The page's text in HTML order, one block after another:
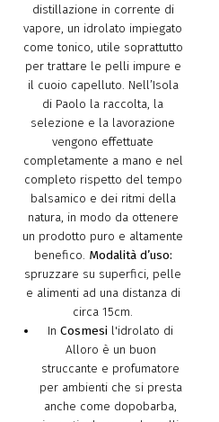
distillazione in corrente di
vapore, un idrolato impiegato
come tonico, utile soprattutto
per trattare le pelli impure e
il cuoio capelluto. Nell’Isola
di Paolo la raccolta, la
selezione e la lavorazione
vengono effettuate
completamente a mano e nel
completo rispetto del tempo
balsamico e dei ritmi della
natura, in modo da ottenere
un prodotto puro e altamente
benefico. Modalità d’uso:
spruzzare su superfici, pelle
e alimenti ad una distanza di
circa 15cm.
InCosmesi l'idrolato di
Alloro è un buon
struccante e profumatore
per ambienti che si presta
anche come dopobarba,